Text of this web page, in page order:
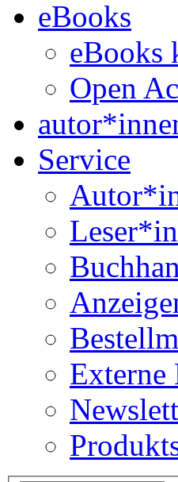
eBooks
eBooks
Open
Service
Externe